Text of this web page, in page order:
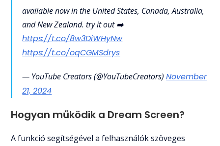
available now in the United States, Canada, Australia,
and New Zealand. try it out ➡️
https://t.co/8w3DiWHyNw
https://t.co/oqCGMSdrys
— YouTube Creators (@YouTubeCreators)November
21, 2024
Hogyan működik a Dream Screen?
A funkció segítségével a felhasználók szöveges